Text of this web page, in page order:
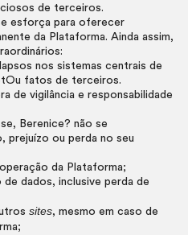
de terceiros.
esforça para oferecer
da Plataforma. Ainda assim,
nos sistemas centrais de
fatos de terceiros.
de vigilância e responsabilidade
Berenice? não se
prejuízo ou perda no seu
da Plataforma;
de dados, inclusive perda de
sites, mesmo em caso de